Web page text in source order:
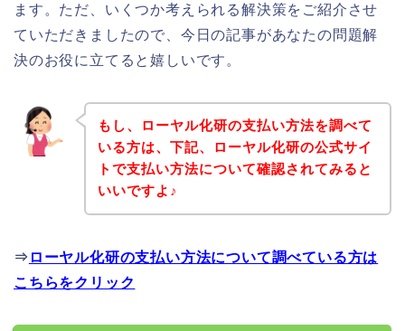
ます。ただ、いくつか考えられる解決策をご紹介させ
ていただきましたので、今日の記事があなたの問題解
決のお役に立てると嬉しいです。
もし、ローヤル化研の支払い方法を調べて
いる方は、下記、ローヤル化研の公式サイ
トで支払い方法について確認されてみると
いいですよ♪
⇒ ローヤル化研の支払い方法について調べている方は
こちらをクリック